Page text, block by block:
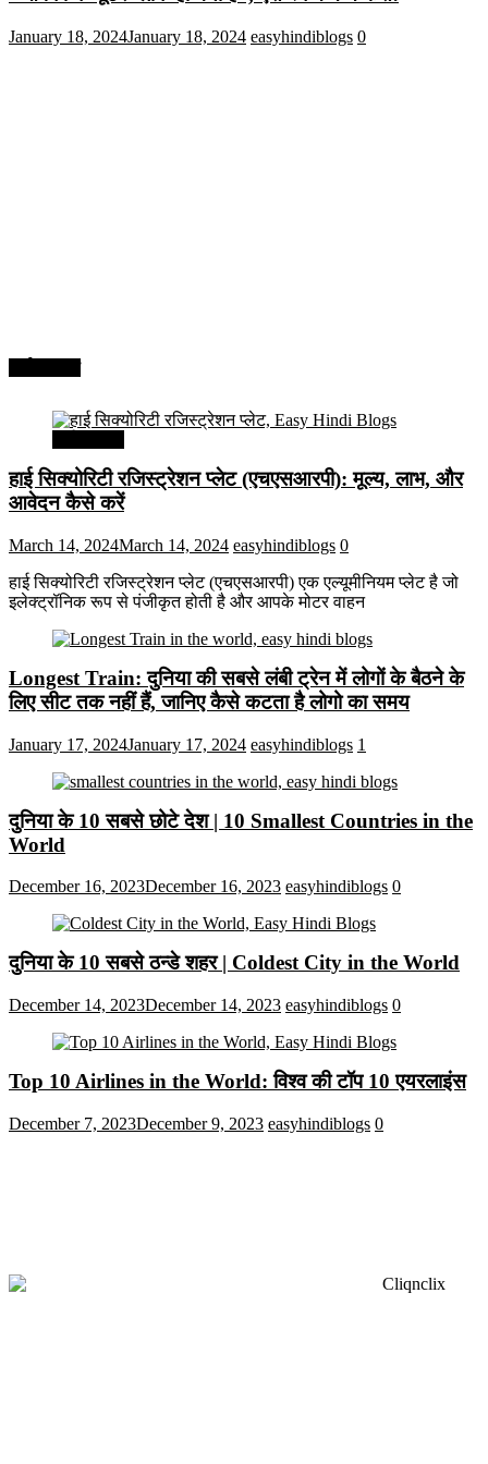
January 18, 2024January 18, 2024 easyhindiblogs 0
हाई सिक्योरिटी रजिस्ट्रेशन प्लेट (एचएसआरपी): मूल्य, लाभ, और
आवेदन कैसे करें
March 14, 2024March 14, 2024 easyhindiblogs 0
हाई सिक्योरिटी रजिस्ट्रेशन प्लेट (एचएसआरपी) एक एल्यूमीनियम प्लेट है जो
इलेक्ट्रॉनिक रूप से पंजीकृत होती है और आपके मोटर वाहन
Longest Train: दुनिया की सबसे लंबी ट्रेन में लोगों के बैठने के
लिए सीट तक ​​नहीं हैं, जानिए कैसे कटता है लोगो का समय
January 17, 2024January 17, 2024 easyhindiblogs 1
दुनिया के 10 सबसे छोटे देश | 10 Smallest Countries in the
World
December 16, 2023December 16, 2023 easyhindiblogs 0
दुनिया के 10 सबसे ठन्डे शहर | Coldest City in the World
December 14, 2023December 14, 2023 easyhindiblogs 0
Top 10 Airlines in the World: विश्व की टॉप 10 एयरलाइंस
December 7, 2023December 9, 2023 easyhindiblogs 0